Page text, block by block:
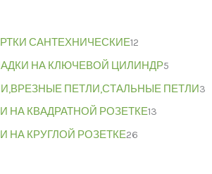
САНТЕХНИЧЕСКИЕ12
НА КЛЮЧЕВОЙ ЦИЛИНДР5
ПЕТЛИ,СТАЛЬНЫЕ ПЕТЛИ3
НА КВАДРАТНОЙ РОЗЕТКЕ13
НА КРУГЛОЙ РОЗЕТКЕ26